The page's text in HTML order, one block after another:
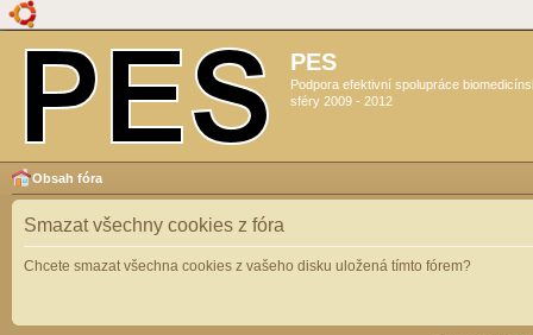
PES
Podpora efektivní spolupráce
sféry 2009 - 2012
Obsah fóra
Smazat všechny cookies z fóra
Chcete smazat všechna cookies z vašeho disku uložená tímto fórem?